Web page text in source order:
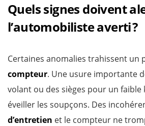
Quels signes doivent
l’automobiliste averti ?
Certaines anomalies trahissent un
compteur. Une usure importante
volant ou des sièges pour un
éveiller les soupçons. Des
d’entretien et le compteur ne